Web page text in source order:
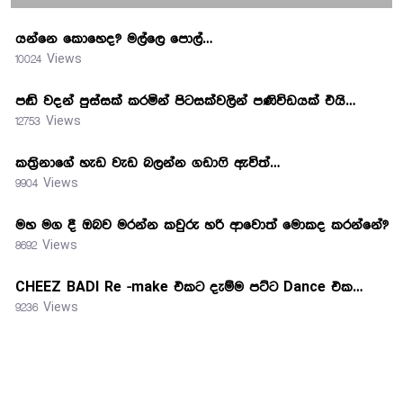
යන්නෙ කොහෙද? මල්ලෙ පොල්…
10024 Views
පඬි වදන් පුස්සක් කරමින් පිටසක්වලින් පණිවිඩයක් එයි…
12753 Views
කත්‍රිනාගේ හැඩ වැඩ බලන්න ගඩාෆි ඇවිත්…
9904 Views
මහ මග දී ඔබව මරන්න කවුරු හරි ආවොත් මොකද කරන්නේ?
8692 Views
CHEEZ BADI Re -make එකට දැම්ම පට්ට Dance එක…
9236 Views